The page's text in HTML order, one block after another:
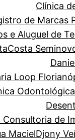
Clínica
de Marcas
e Aluguel de
Costa
Loop
Odontológica
Consultoria de
MacielDjony